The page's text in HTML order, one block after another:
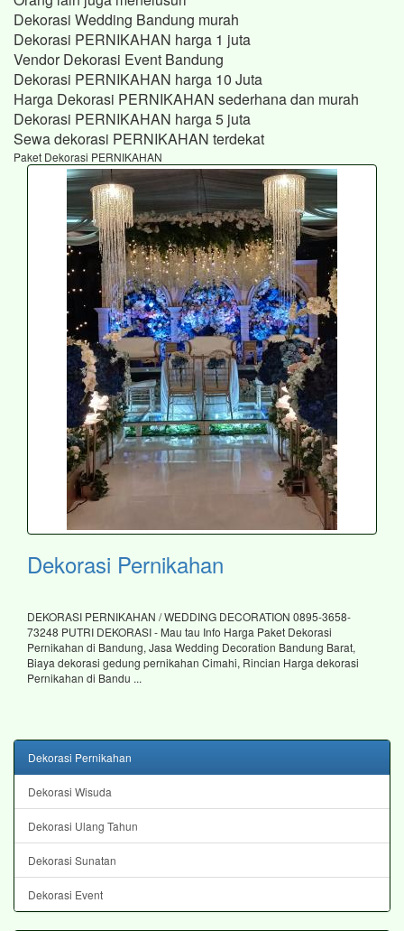
Dekorasi Wedding Bandung murah
Dekorasi PERNIKAHAN harga 1 juta
Vendor Dekorasi Event Bandung
Dekorasi PERNIKAHAN harga 10 Juta
Harga Dekorasi PERNIKAHAN sederhana dan murah
Dekorasi PERNIKAHAN harga 5 juta
Sewa dekorasi PERNIKAHAN terdekat
Paket Dekorasi PERNIKAHAN
Dekorasi Pernikahan
DEKORASI PERNIKAHAN / WEDDING DECORATION 0895-3658-
73248 PUTRI DEKORASI - Mau tau Info Harga Paket Dekorasi
Pernikahan di Bandung, Jasa Wedding Decoration Bandung Barat,
Biaya dekorasi gedung pernikahan Cimahi, Rincian Harga dekorasi
Pernikahan di Bandu ...
Dekorasi Pernikahan
Dekorasi Wisuda
Dekorasi Ulang Tahun
Dekorasi Sunatan
Dekorasi Event